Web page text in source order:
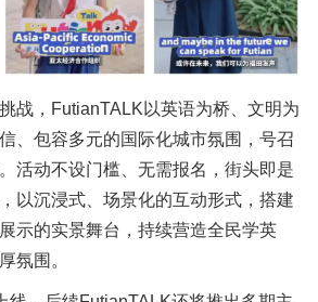
战，FutianTALK以英语为桥、文明为
、包容多元的国际化城市氛围，号召
活动不设门槛、无需报名，街头即是
以沉浸式、场景化的互动形式，搭建
示的实景舞台，持续营造全民学英
氛围。